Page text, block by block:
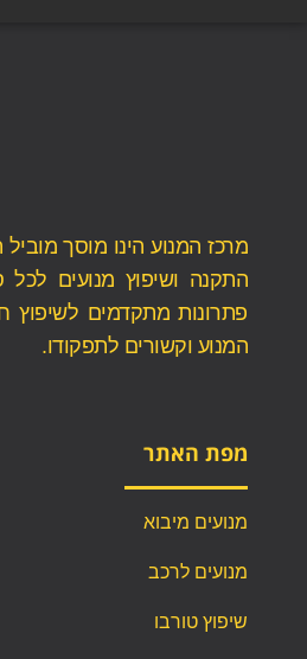
מרכז המנוע הינו מוסך
התקנה ושיפוץ מנועים לכל
פתרונות מתקדמים לשיפוץ
המנוע וקשורים לתפקודו.
מפת האתר
מנועים מיבוא
מנועים לרכב
שיפוץ טורבו